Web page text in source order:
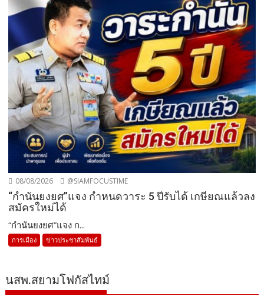
08/08/2026 @SIAMFOCUSTIME
“กำนันยงยศ”แจง กำหนดวาระ 5 ปีรับได้ เกษียณแล้วลง
สมัครใหม่ได้
“กำนันยงยศ”แจง ก...
การเมือง ข่าวประชาสัมพันธ์
นสพ.สยามโฟกัสไทม์